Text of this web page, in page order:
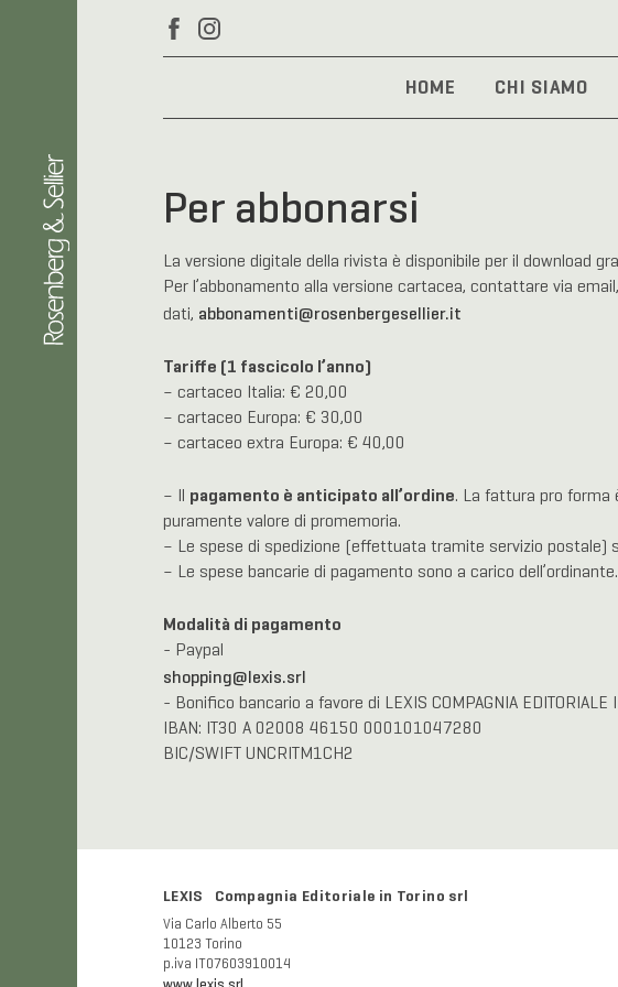
HOME CHI SIAMO
Per abbonarsi
La versione digitale della rivista è disponibile per il download
Per l’abbonamento alla versione cartacea, contattare via
dati, abbonamenti@rosenbergesellier.it
Tariffe (1 fascicolo l’anno)
– cartaceo Italia: € 20,00
– cartaceo Europa: € 30,00
– cartaceo extra Europa: € 40,00
– Il pagamento è anticipato all’ordine. La fattura pro forma
puramente valore di promemoria.
– Le spese di spedizione (effettuata tramite servizio postale)
– Le spese bancarie di pagamento sono a carico
Modalità di pagamento
- Paypal
shopping@lexis.srl
- Bonifico bancario a favore di LEXIS COMPAGNIA EDITORIALE
IBAN: IT30 A 02008 46150 000101047280
BIC/SWIFT UNCRITM1CH2
LEXIS Compagnia Editoriale in Torino srl
Via Carlo Alberto 55
10123 Torino
p.iva IT07603910014